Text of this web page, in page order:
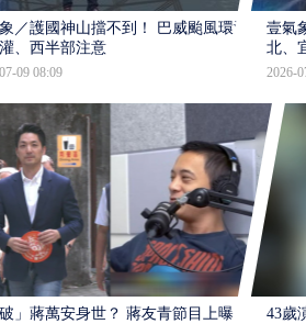
／護國神山擋不到！ 巴威颱風環流
、西半部注意
09 08:09
壹氣
北、
2026-
破」蔣萬安身世？ 蔣友青節目上曝：
43歲